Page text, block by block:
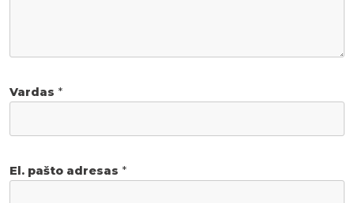
Vardas *
El. pašto adresas *